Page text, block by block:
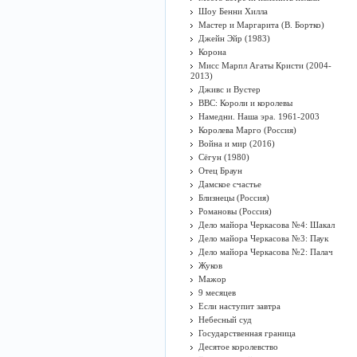
Шоу Бенни Хилла
Мастер и Маргарита (В. Бортко)
Джейн Эйр (1983)
Корона
Мисс Марпл Агаты Кристи (2004-
2013)
Дживс и Вустер
BBC: Короли и королевы
Намедни. Наша эра. 1961-2003
Королева Марго (Россия)
Война и мир (2016)
Сёгун (1980)
Отец Браун
Дамское счастье
Близнецы (Россия)
Романовы (Россия)
Дело майора Черкасова №4: Шакал
Дело майора Черкасова №3: Паук
Дело майора Черкасова №2: Палач
Жуков
Мажор
9 месяцев
Если наступит завтра
Небесный суд
Государственная граница
Десятое королевство